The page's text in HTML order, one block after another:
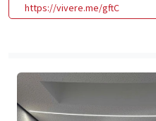
https://vivere.me/gftC